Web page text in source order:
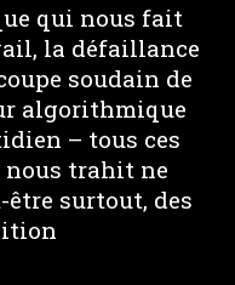
qui nous fait
la défaillance
soudain de
algorithmique
– tous ces
nous trahit ne
surtout, des